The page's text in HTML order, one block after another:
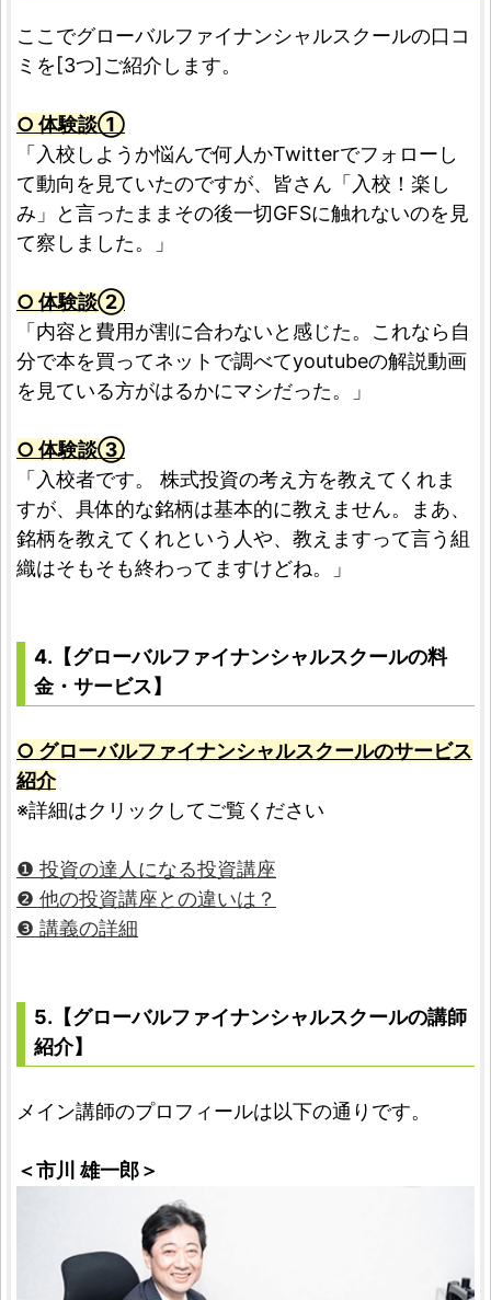
ここでグローバルファイナンシャルスクールの口コ
ミを[3つ]ご紹介します。
○ 体験談①
「入校しようか悩んで何人かTwitterでフォローし
て動向を見ていたのですが、皆さん「入校！楽し
み」と言ったままその後一切GFSに触れないのを見
て察しました。」
○ 体験談➁
「内容と費用が割に合わないと感じた。これなら自
分で本を買ってネットで調べてyoutubeの解説動画
を見ている方がはるかにマシだった。」
○ 体験談③
「入校者です。 株式投資の考え方を教えてくれま
すが、具体的な銘柄は基本的に教えません。まあ、
銘柄を教えてくれという人や、教えますって言う組
織はそもそも終わってますけどね。」
4.【グローバルファイナンシャルスクールの料
金・サービス】
○ グローバルファイナンシャルスクールのサービス
紹介
※詳細はクリックしてご覧ください
❶ 投資の達人になる投資講座
❷ 他の投資講座との違いは？
❸ 講義の詳細
5.【グローバルファイナンシャルスクールの講師
紹介】
メイン講師のプロフィールは以下の通りです。
＜市川 雄一郎＞